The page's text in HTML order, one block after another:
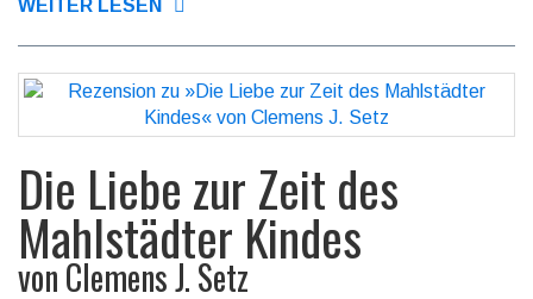
WEITER LESEN
Die Liebe zur Zeit des
Mahlstädter Kindes
vonClemens J. Setz